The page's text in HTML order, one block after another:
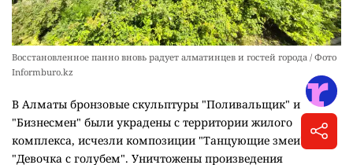
Восстановленное панно вновь радует алматинцев и гостей города / Фото
Informburo.kz
В Алматы бронзовые скульптуры "Поливальщик" и
"Бизнесмен" были украдены с территории жилого
комплекса, исчезли композиции "Танцующие змеи" и
"Девочка с голубем". Уничтожены произведения